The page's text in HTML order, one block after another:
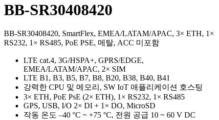
BB-SR30408420
BB-SR30408420, SmartFlex, EMEA/LATAM/APAC, 3× ETH, 1×
RS232, 1× RS485, PoE PSE, 메탈, ACC 미포함
LTE cat.4, 3G/HSPA+, GPRS/EDGE,
EMEA/LATAM/APAC, 2× SIM
LTE B1, B3, B5, B7, B8, B20, B38, B40, B41
강력한 CPU 및 메모리, SW IoT 애플리케이션 호스팅
3× ETH, PoE PsE (2× ETH), 1× RS232, 1× RS485
GPS, USB, I/O 2× DI + 1× DO, MicroSD
작동 온도 –40 °C ~ +75 °C, 전원 공급 10 ~ 60 V DC